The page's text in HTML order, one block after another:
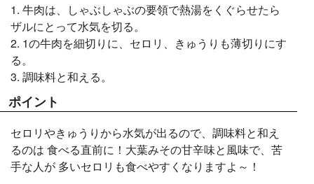
1. 牛肉は、しゃぶしゃぶの要領で熱湯をくぐらせたら
ザルにとって水気を切る。
2. 1の牛肉を細切りに、セロリ、きゅうりも薄切りにす
る。
3. 調味料と和える。
ポイント
セロリやきゅうりから水気が出るので、調味料と和え
るのは 食べる直前に！大葉みその甘辛味と風味で、苦
手な人が 多いセロリも食べやすくなりますよ～！